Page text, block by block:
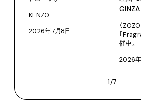
KENZO
2026年7月8日
GINZA
〈
「
催中。
2026
1/7